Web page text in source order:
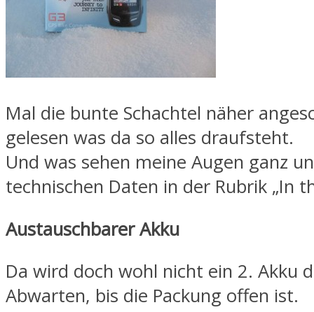
Mal die bunte Schachtel näher
gelesen was da so alles draufsteht.
Und was sehen meine Augen ganz
technischen Daten in der Rubrik „In
Austauschbarer Akku
Da wird doch wohl nicht ein 2. Akku
Abwarten, bis die Packung offen ist.